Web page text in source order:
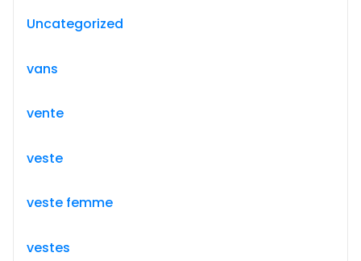
Uncategorized
vans
vente
veste
veste femme
vestes